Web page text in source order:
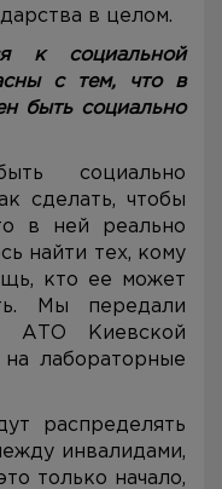
в целом.
к социальной
с тем, что в
быть социально
социально
сделать, чтобы
в ней реально
найти тех, кому
кто ее может
Мы передали
АТО Киевской
лабораторные
распределять
инвалидами,
только начало,